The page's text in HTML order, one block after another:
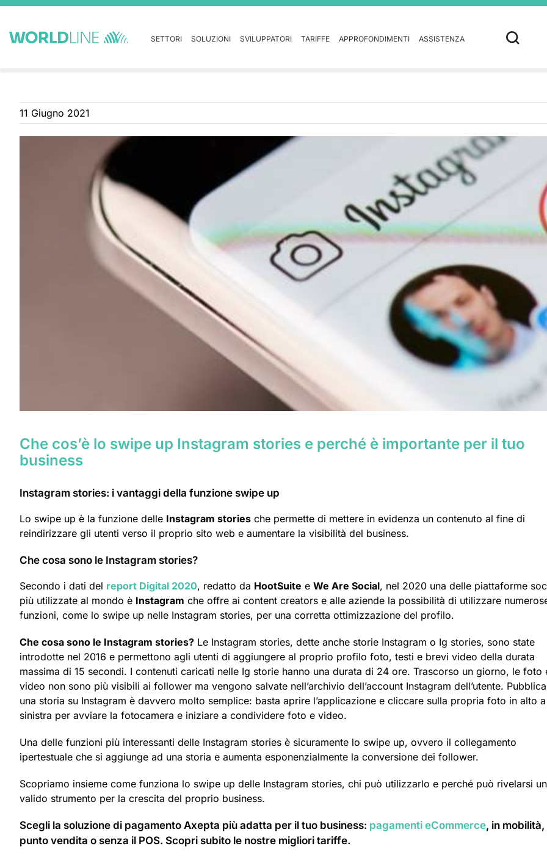
SETTORI SOLUZIONI SVILUPPATORI TARIFFE APPROFONDIMENTI ASSISTENZA
11 Giugno 2021
Che cos’è lo swipe up Instagram stories e perché è importante per il tuo
business
Instagram stories: i vantaggi della funzione swipe up
Lo swipe up è la funzione delle Instagram stories che permette di mettere in evidenza un contenuto al fine di
reindirizzare gli utenti verso il proprio sito web e aumentare la visibilità del business.
Che cosa sono le Instagram stories?
Secondo i dati del report Digital 2020, redatto da HootSuite e We Are Social, nel 2020 una delle piattaforme
più utilizzate al mondo è Instagram che offre ai content creators e alle aziende la possibilità di utilizzare
funzioni, come lo swipe up nelle Instagram stories, per una corretta ottimizzazione del profilo.
Che cosa sono le Instagram stories? Le Instagram stories, dette anche storie Instagram o Ig stories, sono state
introdotte nel 2016 e permettono agli utenti di aggiungere al proprio profilo foto, testi e brevi video della durata
massima di 15 secondi. I contenuti caricati nelle Ig storie hanno una durata di 24 ore. Trascorso un giorno, le foto
video non sono più visibili ai follower ma vengono salvate nell’archivio dell’account Instagram dell’utente.
una storia su Instagram è davvero molto semplice: basta aprire l’applicazione e cliccare sulla propria foto in alto a
sinistra per avviare la fotocamera e iniziare a condividere foto e video.
Una delle funzioni più interessanti delle Instagram stories è sicuramente lo swipe up, ovvero il collegamento
ipertestuale che si aggiunge ad una storia e aumenta esponenzialmente la conversione dei follower.
Scopriamo insieme come funziona lo swipe up delle Instagram stories, chi può utilizzarlo e perché può rivelarsi un
valido strumento per la crescita del proprio business.
Scegli la soluzione di pagamento Axepta più adatta per il tuo business: pagamenti eCommerce, in mobilità,
punto vendita o senza il POS. Scopri subito le nostre migliori tariffe.